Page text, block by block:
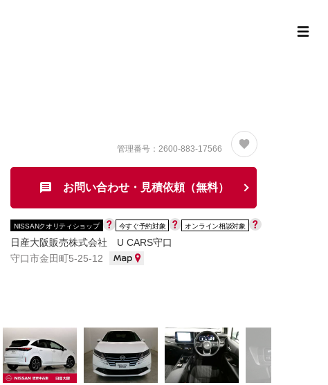
管理番号：2600-883-17566
お問い合わせ・見積依頼（無料）
NISSANクオリティショップ 今すぐ予約対象 オンライン相談対象
日産大阪販売株式会社 U CARS守口
守口市金田町5-25-12